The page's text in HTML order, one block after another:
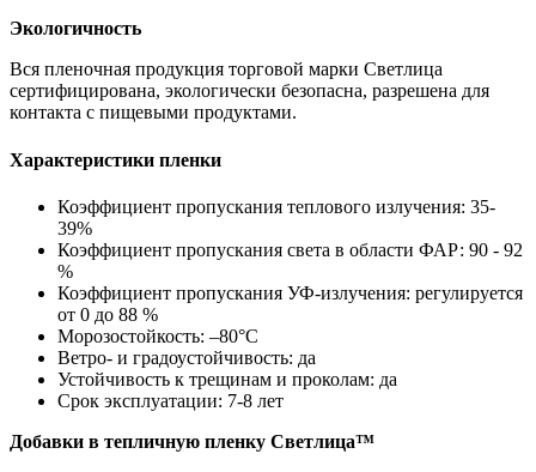
Экологичность
Вся пленочная продукция торговой марки Светлица
сертифицирована, экологически безопасна, разрешена для
контакта с пищевыми продуктами.
Характеристики пленки
Коэффициент пропускания теплового излучения: 35-
39%
Коэффициент пропускания света в области ФАР: 90 - 92
%
Коэффициент пропускания УФ-излучения: регулируется
от 0 до 88 %
Морозостойкость: –80°С
Ветро- и градоустойчивость: да
Устойчивость к трещинам и проколам: да
Срок эксплуатации: 7-8 лет
Добавки в тепличную пленку Светлица™